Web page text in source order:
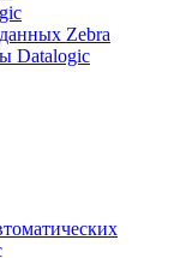
Zebra
Datalogic